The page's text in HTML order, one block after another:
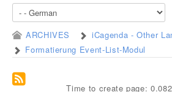
ARCHIVES iCagenda - Other
Formatierung Event-List-Modul
Time to create page: